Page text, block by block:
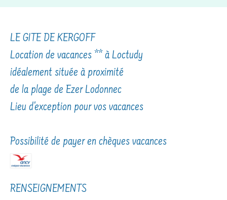
LE GITE DE KERGOFF
Location de vacances ** à Loctudy
idéalement située à proximité
de la plage de Ezer Lodonnec
Lieu d'exception pour vos vacances
Possibilité de payer en chèques vacances
RENSEIGNEMENTS